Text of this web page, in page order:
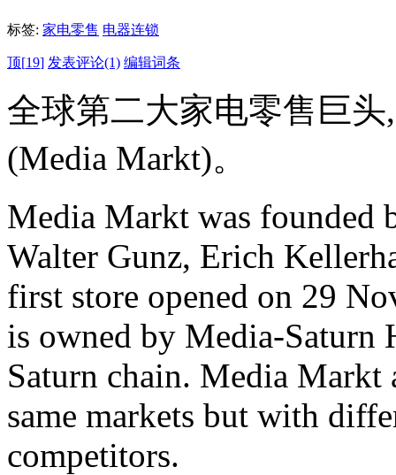
标签: 家电零售 电器连锁
顶[19] 发表评论(1) 编辑词条
全球第二大家电零售巨
(Media Markt)。
Media Markt was founded
Walter Gunz, Erich
first store opened on 29
is owned by Media-Saturn
Saturn chain. Media Markt
same markets but with
competitors.